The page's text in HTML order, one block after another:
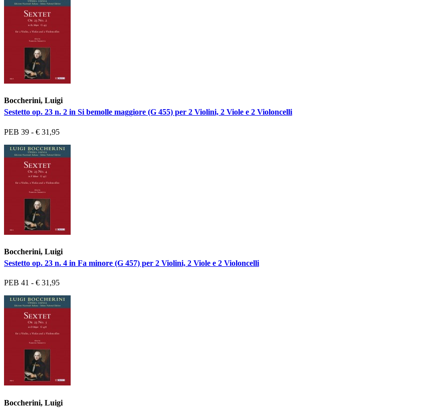
Boccherini, Luigi
Sestetto op. 23 n. 2 in Si bemolle maggiore (G 455) per 2 Violini, 2 Viole e 2 Violoncelli
PEB 39 - € 31,95
Boccherini, Luigi
Sestetto op. 23 n. 4 in Fa minore (G 457) per 2 Violini, 2 Viole e 2 Violoncelli
PEB 41 - € 31,95
Boccherini, Luigi